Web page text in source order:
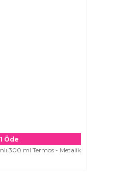
Öde
300 ml Termos - Metalik